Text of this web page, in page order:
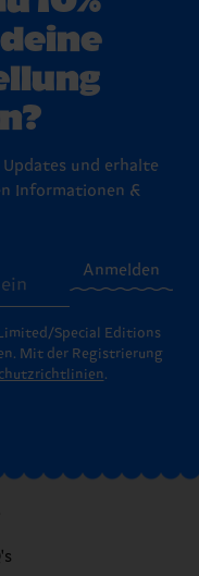
Rückversand.
und erhalte
Informationen &
Anmelden
Special Editions
Mit der Registrierung
.